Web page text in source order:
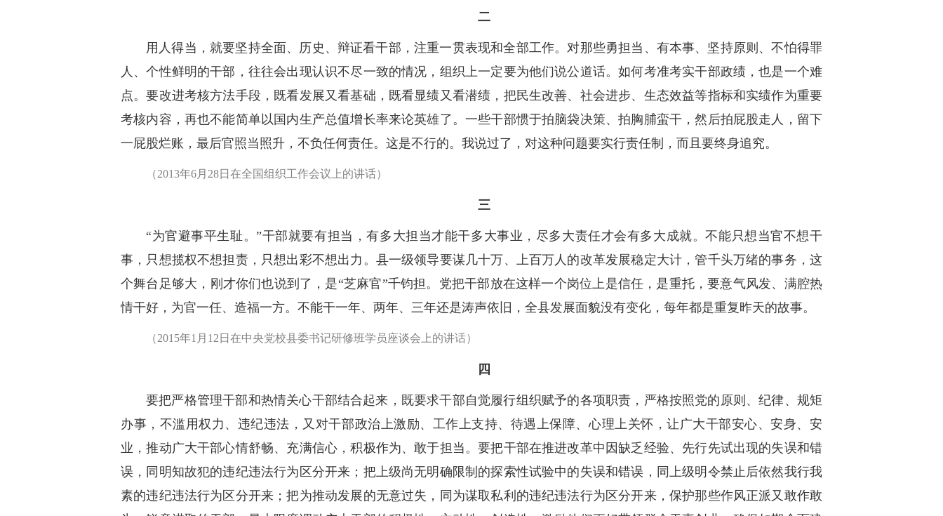
二
用人得当，就要坚持全面、历史、辩证看干部，注重一贯表现和全部工作。对那些勇担当、有本事、坚持原则、不怕得罪
人、个性鲜明的干部，往往会出现认识不尽一致的情况，组织上一定要为他们说公道话。如何考准考实干部政绩，也是一个难
点。要改进考核方法手段，既看发展又看基础，既看显绩又看潜绩，把民生改善、社会进步、生态效益等指标和实绩作为重要
考核内容，再也不能简单以国内生产总值增长率来论英雄了。一些干部惯于拍脑袋决策、拍胸脯蛮干，然后拍屁股走人，留下
一屁股烂账，最后官照当照升，不负任何责任。这是不行的。我说过了，对这种问题要实行责任制，而且要终身追究。
（2013年6月28日在全国组织工作会议上的讲话）
三
“为官避事平生耻。”干部就要有担当，有多大担当才能干多大事业，尽多大责任才会有多大成就。不能只想当官不想干
事，只想揽权不想担责，只想出彩不想出力。县一级领导要谋几十万、上百万人的改革发展稳定大计，管千头万绪的事务，这
个舞台足够大，刚才你们也说到了，是“芝麻官”千钧担。党把干部放在这样一个岗位上是信任，是重托，要意气风发、满腔热
情干好，为官一任、造福一方。不能干一年、两年、三年还是涛声依旧，全县发展面貌没有变化，每年都是重复昨天的故事。
（2015年1月12日在中央党校县委书记研修班学员座谈会上的讲话）
四
要把严格管理干部和热情关心干部结合起来，既要求干部自觉履行组织赋予的各项职责，严格按照党的原则、纪律、规矩
办事，不滥用权力、违纪违法，又对干部政治上激励、工作上支持、待遇上保障、心理上关怀，让广大干部安心、安身、安
业，推动广大干部心情舒畅、充满信心，积极作为、敢于担当。要把干部在推进改革中因缺乏经验、先行先试出现的失误和错
误，同明知故犯的违纪违法行为区分开来；把上级尚无明确限制的探索性试验中的失误和错误，同上级明令禁止后依然我行我
素的违纪违法行为区分开来；把为推动发展的无意过失，同为谋取私利的违纪违法行为区分开来，保护那些作风正派又敢作敢